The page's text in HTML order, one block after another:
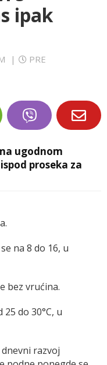
ipak
|
PRE
ugodnom
proseka za
na 8 do 16, u
bez vrućina.
do 30°C, u
razvoj